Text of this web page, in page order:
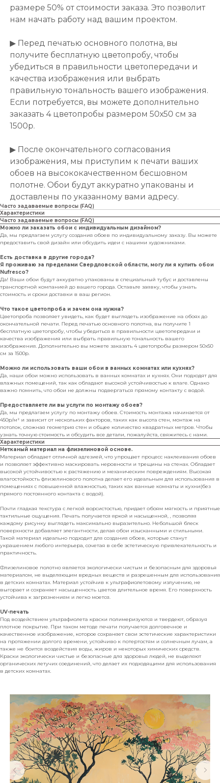
размере 50% от стоимости заказа. Это позволит
нам начать работу над вашим проектом.
▶ Перед печатью основного полотна, вы
получите бесплатную цветопробу, чтобы
убедиться в правильности цветопередачи и
качества изображения или выбрать
правильную тональность вашего изображения.
Если потребуется, вы можете дополнительно
заказать 4 цветопробы размером 50х50 см за
1500р.
▶ После окончательного согласования
изображения, мы приступим к печати ваших
обоев на высококачественном бесшовном
полотне. Обои будут аккуратно упакованы и
доставлены по указанному вами адресу.
Часто задаваемые вопросы (FAQ)
Характеристики
Часто задаваемые вопросы (FAQ)
Можно ли заказать обои с индивидуальным дизайном?
Да, мы предлагаем услугу создания обоев по индивидуальному заказу. Вы можете
предоставить свой дизайн или обсудить идеи с нашими художниками.
Есть доставка в другие города?
Я проживаю за пределами Свердловской области, могу ли я купить обои
Nufresco?
Да! Ваши обои будут аккуратно упакованы в специальный тубус и доставлены
транспортной компанией до вашего города. Оставьте заявку, чтобы узнать
стоимость и сроки доставки в ваш регион.
Что такое цветопроба и зачем она нужна?
Цветопроба позволяет увидеть, как будет выглядеть изображение на обоях до
окончательной печати. Перед печатью основного полотна, вы получите 1
бесплатную цветопробу, чтобы убедиться в правильности цветопередачи и
качества изображения или выбрать правильную тональность вашего
изображения. Дополнительно вы можете заказать 4 цветопробы размером 50х50
см за 1500р.
Можно ли использовать ваши обои в ванных комнатах или кухнях?
Да, наши обои можно использовать в ванных комнатах и кухнях. Они подходят для
влажных помещений, так как обладают высокой устойчивостью к влаге. Однако
важно помнить, что обои не должны подвергаться прямому контакту с водой.
Предоставляете ли вы услуги по монтажу обоев?
Да, мы предлагаем услугу по монтажу обоев. Стоимость монтажа начинается от
450р/м² и зависит от нескольких факторов, таких как высота стен, монтаж на
потолок, сложная геометрия стен и общее количество квадратных метров. Чтобы
узнать точную стоимость и обсудить все детали, пожалуйста, свяжитесь с нами.
Характеристики
Нетканый материал на флизелиновой основе.
Материал обладает отличной адгезией, что упрощает процесс наклеивания обоев
и позволяет эффективно маскировать неровности и трещины на стенах. Обладает
высокой устойчивостью к растяжению и механическим повреждениям. Высокая
влагостойкость флизелинового полотна делает его идеальным для использования в
помещениях с повышенной влажностью, таких как ванные комнаты и кухни(без
прямого постоянного контакта с водой).
Почти гладкая текстура с легкой ворсистостью, придает обоям мягкость и приятные
тактильные ощущения. Печать получается яркой и насыщенной, , позволяя
каждому рисунку выглядеть максимально выразительно. Небольшой блеск
поверхности добавляет элегантности, делая обои изысканными и стильными.
Такой материал идеально подходит для создания обоев, которые станут
украшением любого интерьера, сочетая в себе эстетическую привлекательность и
практичность.
Флизелиновое полотно является экологически чистым и безопасным для здоровья
материалом, не выделяющим вредных веществ и разрешенным для использования
в детских комнатах. Материал устойчив к ультрафиолетовому излучению, не
выгорает и сохраняет насыщенность цветов длительное время. Его поверхность
устойчива к загрязнениям и легко моется.
UV-печать
Под воздействием ультрафиолета краски полимеризуются и твердеют, образуя
плотное покрытие. При таком методе печати получается долговечное и
качественное изображение, которое сохраняет свои эстетические характеристики
на протяжении долгого времени, устойчиво к потертостям и солнечным лучам, а
также не боится воздействия воды, жиров и некоторых химических средств.
Краски экологически чистые и безопасные для здоровья людей, не выделяют
органических летучих соединений, что делает их подходящими для использования
в детских комнатах.